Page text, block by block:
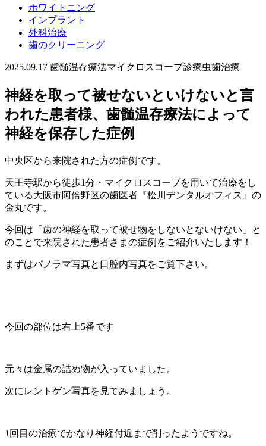
ホワイトニング
インプラント
外科治療
歯のクリーニング
2025.09.17 歯髄温存療法マイクロスコープ診療虫歯治療
神経を取って被せないといけないと言
われた患者様、歯髄温存療法によって
神経を保存した症例
中央区から来院された方の症例です。
天王寺駅から徒歩1分・マイクロスコープを用いて治療をし
ている大阪市阿倍野区の歯医者『松川デンタルオフィス』の
金丸です。
今回は「歯の神経を取って被せ物をしないとないけない」と
のことで来院された患者さまの症例をご紹介いたします！
まずはパノラマ写真と口腔内写真をご覧下さい。
今回の部位は右上5番です
元々は金属の詰め物が入っていました。
次にレントゲン写真を見てみましょう。
1回目の治療でかなり神経付近まで削ったようですね。